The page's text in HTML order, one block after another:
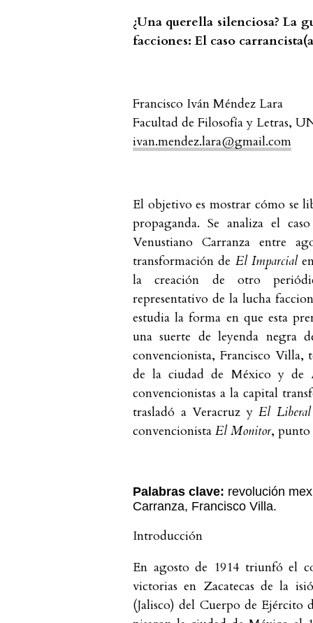
¿Una querella silenciosa? La
facciones: El caso
Francisco Iván Méndez Lara
Facultad de Filosofía y Letras,
ivan.mendez.lara@gmail.com
El objetivo es mostrar cómo se
propaganda. Se analiza el
Venustiano Carranza entre
transformación de El Imparcial
la creación de otro
representativo de la lucha
estudia la forma en que esta
una suerte de leyenda negra
convencionista, Francisco Villa,
de la ciudad de México y de
convencionistas a la capital
trasladó a Veracruz yEl
convencionista El Monitor, punto
Palabras clave: revolución
Carranza, Francisco Villa.
Introducción
En agosto de 1914 triunfó el
victorias en Zacatecas de la
(Jalisco) del Cuerpo de Ejército